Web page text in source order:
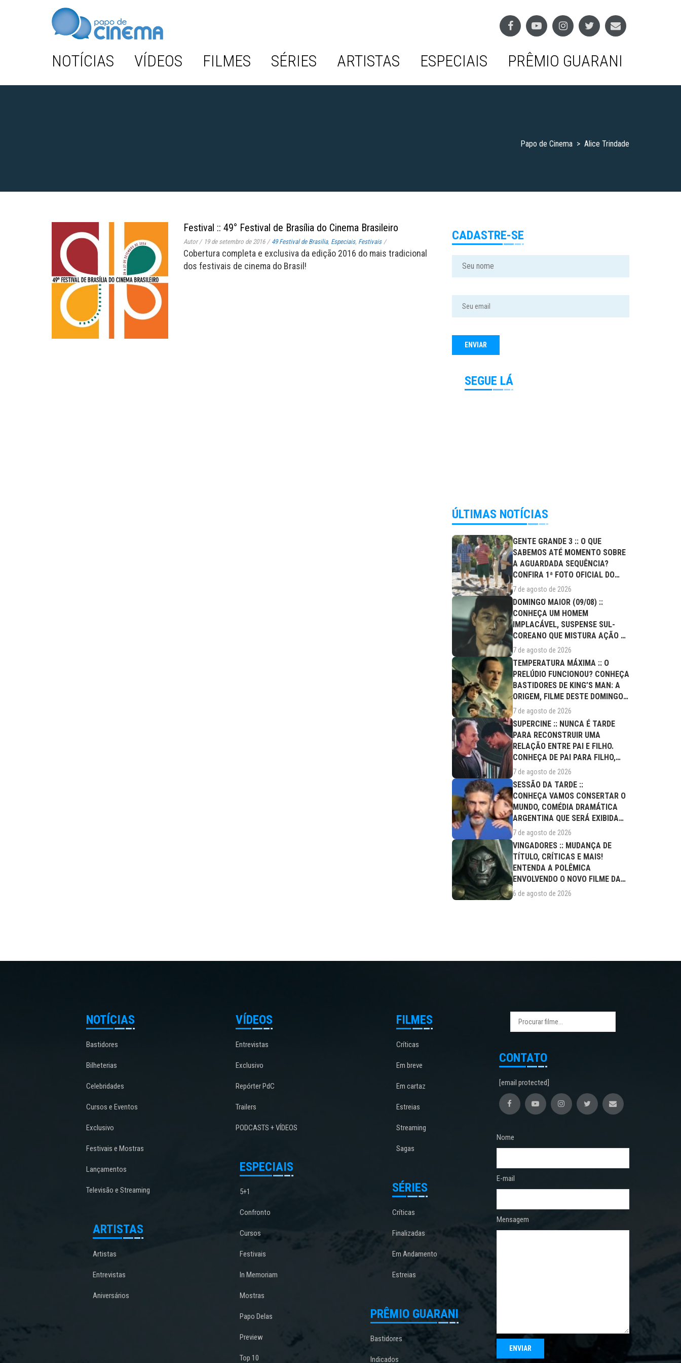
NOTÍCIAS VÍDEOS FILMES SÉRIES ARTISTAS ESPECIAIS PRÊMIO GUARANI
Papo de Cinema > Alice Trindade
Festival :: 49° Festival de Brasília do Cinema Brasileiro
Autor/ 19 de setembro de 2016 / 49 Festival de Brasilia, Especiais, Festivais /
Cobertura completa e exclusiva da edição 2016 do mais tradicional
dos festivais de cinema do Brasil!
CADASTRE-SE
SEGUE LÁ
ÚLTIMAS NOTÍCIAS
GENTE GRANDE 3 :: O QUE
SABEMOS ATÉ MOMENTO SOBRE
A AGUARDADA SEQUÊNCIA?
CONFIRA 1ª FOTO OFICIAL DO
ELENCO!
7 de agosto de 2026
DOMINGO MAIOR (09/08) ::
CONHEÇA UM HOMEM
IMPLACÁVEL, SUSPENSE SUL-
COREANO QUE MISTURA AÇÃO E
DRAMA FAMILIAR
7 de agosto de 2026
TEMPERATURA MÁXIMA :: O
PRELÚDIO FUNCIONOU? CONHEÇA
BASTIDORES DE KING’S MAN: A
ORIGEM, FILME DESTE DOMINGO
(09/08)
7 de agosto de 2026
SUPERCINE :: NUNCA É TARDE
PARA RECONSTRUIR UMA
RELAÇÃO ENTRE PAI E FILHO.
CONHEÇA DE PAI PARA FILHO,
FILME DESTE...
7 de agosto de 2026
SESSÃO DA TARDE ::
CONHEÇA VAMOS CONSERTAR O
MUNDO, COMÉDIA DRAMÁTICA
ARGENTINA QUE SERÁ EXIBIDA
NESTA SEXTA (07/08)
7 de agosto de 2026
VINGADORES :: MUDANÇA DE
TÍTULO, CRÍTICAS E MAIS!
ENTENDA A POLÊMICA
ENVOLVENDO O NOVO FILME DA
MARVEL
6 de agosto de 2026
NOTÍCIAS
Bastidores
Bilheterias
Celebridades
Cursos e Eventos
Exclusivo
Festivais e Mostras
Lançamentos
Televisão e Streaming
ARTISTAS
Artistas
Entrevistas
Aniversários
VÍDEOS
Entrevistas
Exclusivo
Repórter PdC
Trailers
PODCASTS + VÍDEOS
ESPECIAIS
5+1
Confronto
Cursos
Festivais
In Memoriam
Mostras
Papo Delas
Preview
Top 10
FILMES
Críticas
Em breve
Em cartaz
Estreias
Streaming
Sagas
SÉRIES
Críticas
Finalizadas
Em Andamento
Estreias
PRÊMIO GUARANI
Bastidores
Indicados
CONTATO
[email protected]
Nome
E-mail
Mensagem